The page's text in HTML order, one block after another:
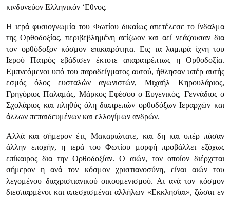
κινδυνεύον Ελληνικόν ‘Εθνος.
Η ιερά φυσιογνωμία του Φωτίου δικαίως απετέλεσε το ίνδαλμα
της Ορθοδοξίας, περιβεβλημένη αείζωον και αεί νεάζουσαν δια
τον ορθόδοξον κόσμον επικαιρότητα. Εις τα λαμπρά ίχνη του
Ιερού Πατρός εβάδισεν έκτοτε απαρατρέπτως η Ορθοδοξία.
Εμπνεόμενοι υπό του παραδείγματος αυτού, ήθλησαν υπέρ αυτής
εσμός όλος ευσταλών αγωνιστών, Μιχαήλ Κηρουλάριος,
Γρηγόριος Παλαμάς, Μάρκος Εφέσου ο Ευγενικός, Γεννάδιος ο
Σχολάριος και πληθύς όλη διαπρεπών ορθοδόξων Ιεραρχών και
άλλων πεπαιδευμένων και ελλογίμων ανδρών.
Αλλά και σήμερον έτι, Μακαριώτατε, και δη και υπέρ πάσαν
άλλην εποχήν, η ιερά του Φωτίου μορφή προβάλλει εξόχως
επίκαιρος δια την Ορθοδοξίαν. Ο αιών, τον οποίον διέρχεται
σήμερον η ανά τον κόσμον χριστιανοσύνη, είναι αιών του
λεγομένου διαχριστιανικού οικουμενισμού. Αι ανά τον κόσμον
διεσπαρμένοι και απεσχισμέναι αλλήλων «Εκκλησίαι», ζώσαι εν